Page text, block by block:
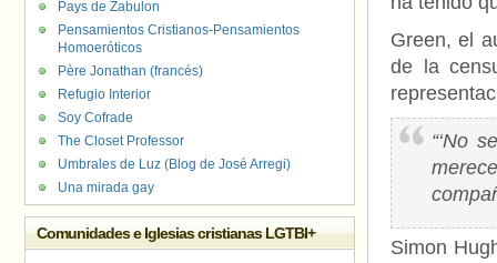
Green, el
de la
“‘No
Simon
Pays de Zabulon
Pensamientos Cristianos-Pensamientos
Homoeróticos
Père Jonathan (francés)
Refugio Interior
Soy Cofrade
The Closet Professor
Umbrales de Luz (Blog de José Arregi)
Una mirada gay
Comunidades e Iglesias cristianas LGTBI+